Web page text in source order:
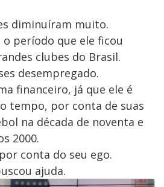
diminuíram muito.
período que ele ficou
clubes do Brasil.
desempregado.
financeiro, já que ele é
tempo, por conta de suas
na década de noventa e
2000.
conta do seu ego.
ajuda.